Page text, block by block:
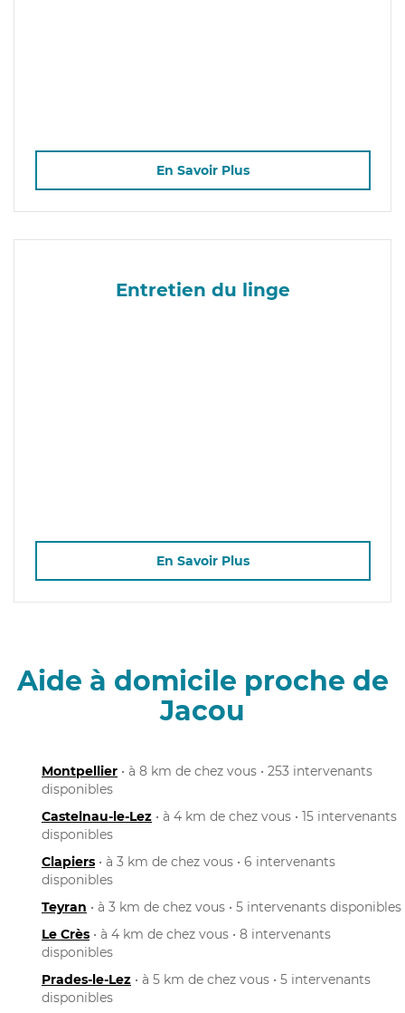
En Savoir Plus
Entretien du linge
En Savoir Plus
Aide à domicile proche de
Jacou
Montpellier • à 8 km de chez vous • 253 intervenants
disponibles
Castelnau-le-Lez • à 4 km de chez vous • 15 intervenants
disponibles
Clapiers • à 3 km de chez vous • 6 intervenants
disponibles
Teyran • à 3 km de chez vous • 5 intervenants disponibles
Le Crès • à 4 km de chez vous • 8 intervenants
disponibles
Prades-le-Lez • à 5 km de chez vous • 5 intervenants
disponibles